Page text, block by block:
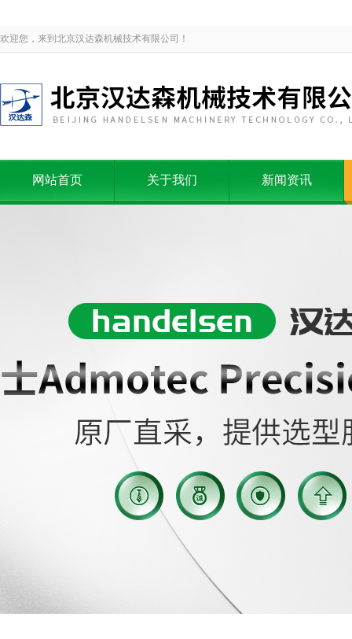
欢迎您，来到北京汉达森机械技术有限公司！
网站首页 关于我们 新闻资讯